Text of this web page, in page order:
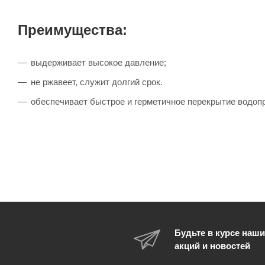
Преимущества:
выдерживает высокое давление;
не ржавеет, служит долгий срок.
обеспечивает быстрое и герметичное перекрытие
Будьте в курсе
акций и новостей